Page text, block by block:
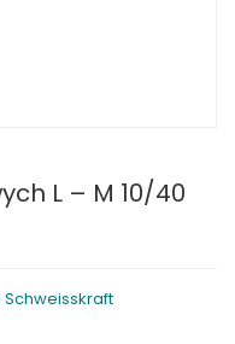
L – M 10/40